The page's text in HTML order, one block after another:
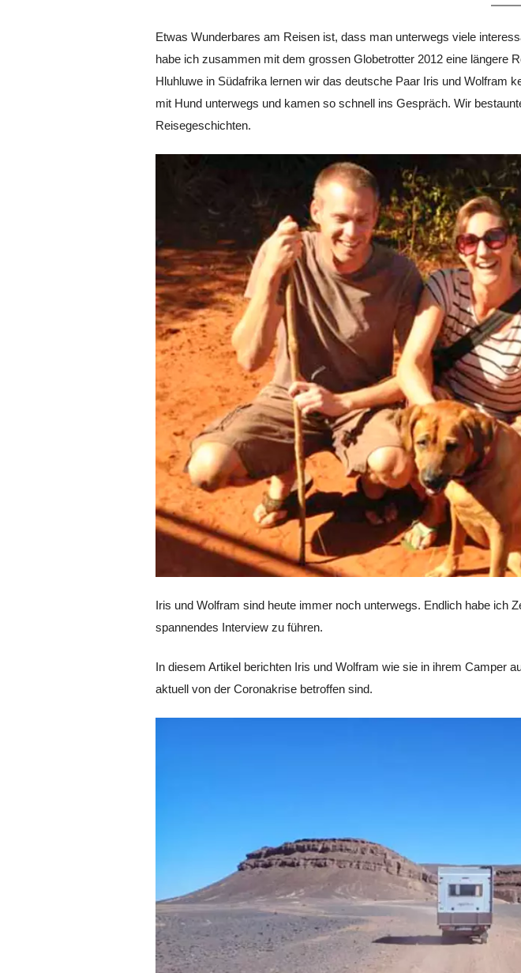
Etwas Wunderbares am Reisen ist, dass man unterwegs viele
habe ich zusammen mit dem grossen Globetrotter 2012 eine längere
Hluhluwe in Südafrika lernen wir das deutsche Paar Iris und Wolfram
mit Hund unterwegs und kamen so schnell ins Gespräch. Wir
Reisegeschichten.
Iris und Wolfram sind heute immer noch unterwegs. Endlich habe ich
spannendes Interview zu führen.
In diesem Artikel berichten Iris und Wolfram wie sie in ihrem Camper
aktuell von der Coronakrise betroffen sind.